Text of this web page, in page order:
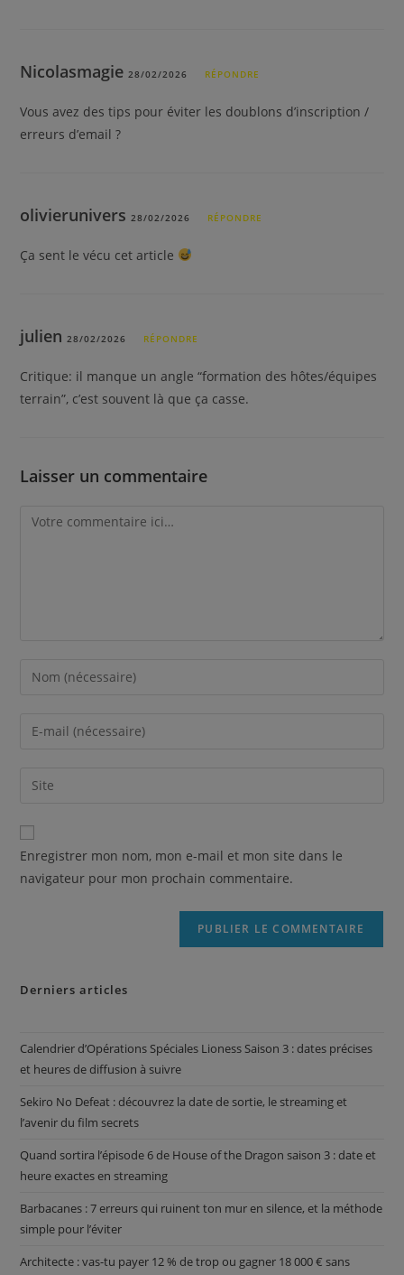
Nicolasmagie 28/02/2026 RÉPONDRE
Vous avez des tips pour éviter les doublons d’inscription /
erreurs d’email ?
olivierunivers 28/02/2026 RÉPONDRE
Ça sent le vécu cet article
julien 28/02/2026 RÉPONDRE
Critique: il manque un angle “formation des hôtes/équipes
terrain”, c’est souvent là que ça casse.
Laisser un commentaire
Enregistrer mon nom, mon e-mail et mon site dans le
navigateur pour mon prochain commentaire.
Derniers articles
Calendrier d’Opérations Spéciales Lioness Saison 3 : dates précises
et heures de diffusion à suivre
Sekiro No Defeat : découvrez la date de sortie, le streaming et
l’avenir du film secrets
Quand sortira l’épisode 6 de House of the Dragon saison 3 : date et
heure exactes en streaming
Barbacanes : 7 erreurs qui ruinent ton mur en silence, et la méthode
simple pour l’éviter
Architecte : vas-tu payer 12 % de trop ou gagner 18 000 € sans